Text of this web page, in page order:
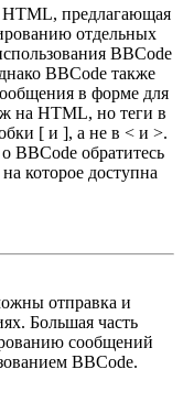
HTML, предлагающая
отдельных
BBCode
BBCode также
в форме для
на HTML, но теги в
[ и ], а не в < и >.
BBCode обратитесь
которое доступна
отправка и
Большая часть
сообщений
BBCode.